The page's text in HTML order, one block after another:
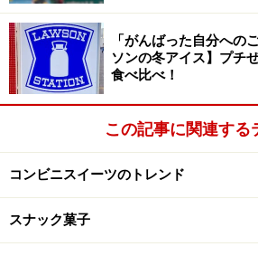
「がんばった自分への
ソンの冬アイス】プチ
食べ比べ！
この記事に関連する
コンビニスイーツのトレンド
スナック菓子